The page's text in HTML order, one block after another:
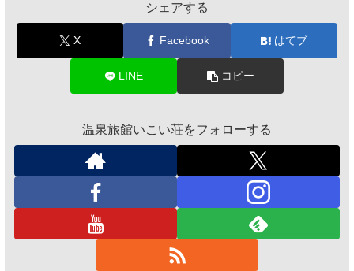
シェアする
X Facebook はてブ
LINE コピー
温泉旅館いこい荘をフォローする